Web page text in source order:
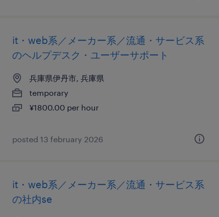
it・web系／メーカー系／流通・サービス系
のヘルプデスク・ユーザーサポート
兵庫県伊丹市, 兵庫県
temporary
¥1800.00 per hour
posted 13 february 2026
it・web系／メーカー系／流通・サービス系
の社内se